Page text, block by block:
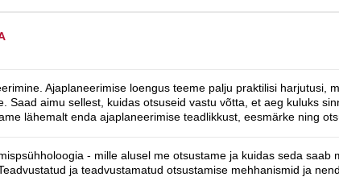
Ajaplaneerimise loengus teeme palju praktilisi harjutusi,
Saad aimu sellest, kuidas otsuseid vastu võtta, et aeg kuluks
lähemalt enda ajaplaneerimise teadlikkust, eesmärke ning
- mille alusel me otsustame ja kuidas seda
ja teadvustamatud otsustamise mehhanismid ja